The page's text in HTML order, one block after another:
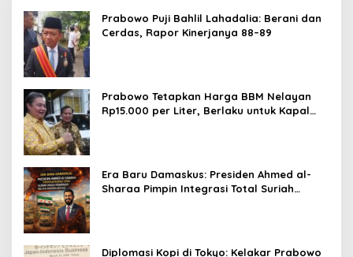
Prabowo Puji Bahlil Lahadalia: Berani dan
Cerdas, Rapor Kinerjanya 88–89
Prabowo Tetapkan Harga BBM Nelayan
Rp15.000 per Liter, Berlaku untuk Kapal
Era Baru Damaskus: Presiden Ahmed al-
Sharaa Pimpin Integrasi Total Suriah
Diplomasi Kopi di Tokyo: Kelakar Prabowo